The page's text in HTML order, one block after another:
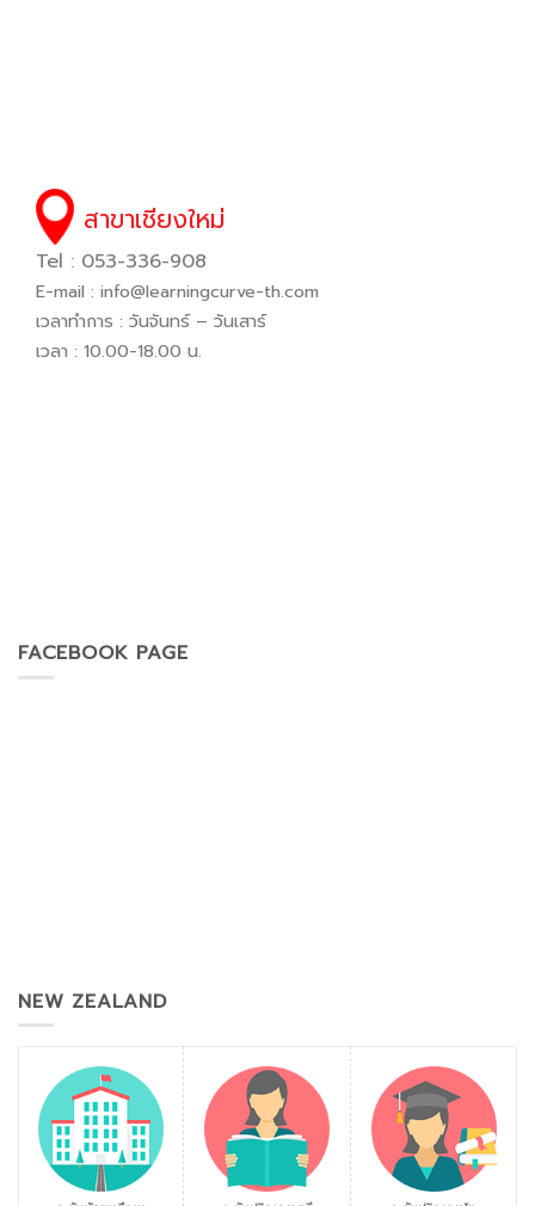
สาขาเชียงใหม่
Tel : 053-336-908
E-mail : info@learningcurve-th.com
เวลาทำการ : วันจันทร์ – วันเสาร์
เวลา : 10.00-18.00 น.
FACEBOOK PAGE
NEW ZEALAND